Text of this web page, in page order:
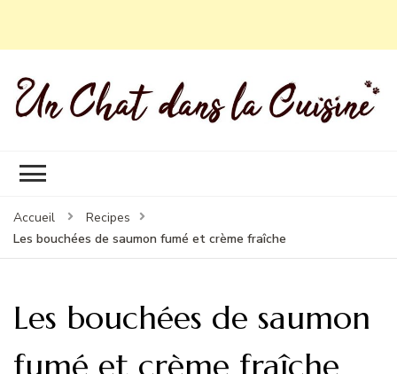
Accueil
Recipes
Les bouchées de saumon fumé et crème fraîche
Les bouchées de saumon
fumé et crème fraîche